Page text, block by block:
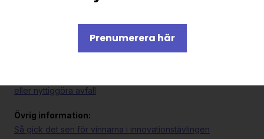
Nyhetsartikel: Vinnarna i RE:Sources innovationstävling
eller nyttiggöra avfall
Övrig information:
Så gick det sen för vinnarna i innovationstävlingen
Prenumerera här